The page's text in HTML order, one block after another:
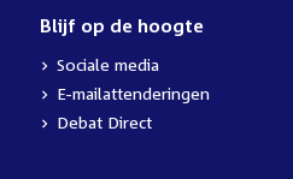
Blijf op de hoogte
Sociale media
E-mailattenderingen
Debat Direct